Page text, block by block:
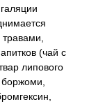
(чай с
липового